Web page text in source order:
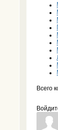
Всего